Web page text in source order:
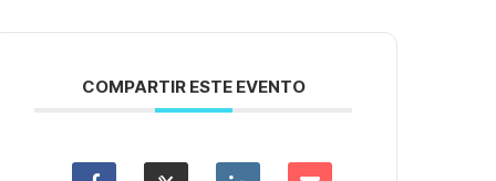
COMPARTIR ESTE EVENTO